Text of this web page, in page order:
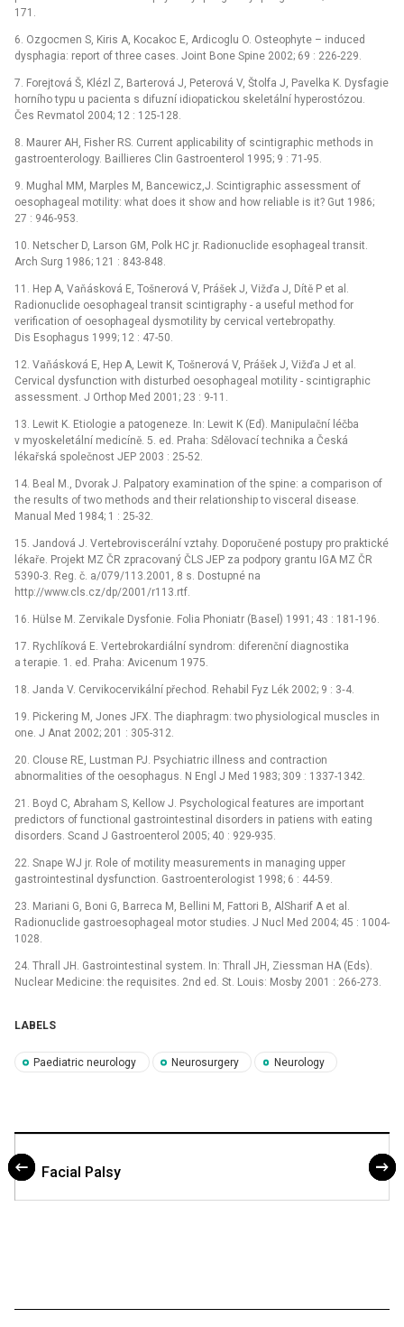
171.
6. Ozgocmen S, Kiris A, Kocakoc E, Ardicoglu O. Osteophyte –⁠ induced
dysphagia: report of three cases. Joint Bone Spine 2002; 69 : 226-229.
7. Forejtová Š, Klézl Z, Barterová J, Peterová V, Štolfa J, Pavelka K. Dysfagie
horního typu u pacienta s difuzní idiopatickou skeletální hyperostózou.
Čes Revmatol 2004; 12 : 125-128.
8. Maurer AH, Fisher RS. Current applicability of scintigraphic methods in
gastroenterology. Baillieres Clin Gastroenterol 1995; 9 : 71-95.
9. Mughal MM, Marples M, Bancewicz,J. Scintigraphic assessment of
oesophageal motility: what does it show and how reliable is it? Gut 1986;
27 : 946-953.
10. Netscher D, Larson GM, Polk HC jr. Radionuclide esophageal transit.
Arch Surg 1986; 121 : 843-848.
11. Hep A, Vaňásková E, Tošnerová V, Prášek J, Vižďa J, Dítě P et al.
Radionuclide oesophageal transit scintigraphy -⁠ a useful method for
verification of oesophageal dysmotility by cervical vertebropathy.
Dis Esophagus 1999; 12 : 47-50.
12. Vaňásková E, Hep A, Lewit K, Tošnerová V, Prášek J, Vižďa J et al.
Cervical dysfunction with disturbed oesophageal motility -⁠ scintigraphic
assessment. J Orthop Med 2001; 23 : 9-11.
13. Lewit K. Etiologie a patogeneze. In: Lewit K (Ed). Manipulační léčba
v myoskeletální medicíně. 5. ed. Praha: Sdělovací technika a Česká
lékařská společnost JEP 2003 : 25-52.
14. Beal M., Dvorak J. Palpatory examination of the spine: a comparison of
the results of two methods and their relationship to visceral disease.
Manual Med 1984; 1 : 25-32.
15. Jandová J. Vertebroviscerální vztahy. Doporučené postupy pro praktické
lékaře. Projekt MZ ČR zpracovaný ČLS JEP za podpory grantu IGA MZ ČR
5390-3. Reg. č. a/079/113.2001, 8 s. Dostupné na
http://www.cls.cz/dp/2001/r113.rtf.
16. Hülse M. Zervikale Dysfonie. Folia Phoniatr (Basel) 1991; 43 : 181-196.
17. Rychlíková E. Vertebrokardiální syndrom: diferenční diagnostika
a terapie. 1. ed. Praha: Avicenum 1975.
18. Janda V. Cervikocervikální přechod. Rehabil Fyz Lék 2002; 9 : 3‑4.
19. Pickering M, Jones JFX. The diaphragm: two physiological muscles in
one. J Anat 2002; 201 : 305-312.
20. Clouse RE, Lustman PJ. Psychiatric illness and contraction
abnormalities of the oesophagus. N Engl J Med 1983; 309 : 1337-1342.
21. Boyd C, Abraham S, Kellow J. Psychological features are important
predictors of functional gastrointestinal disorders in patiens with eating
disorders. Scand J Gastroenterol 2005; 40 : 929-935.
22. Snape WJ jr. Role of motility measurements in managing upper
gastrointestinal dysfunction. Gastroenterologist 1998; 6 : 44-59.
23. Mariani G, Boni G, Barreca M, Bellini M, Fattori B, AlSharif A et al.
Radionuclide gastroesophageal motor studies. J Nucl Med 2004; 45 : 1004-
1028.
24. Thrall JH. Gastrointestinal system. In: Thrall JH, Ziessman HA (Eds).
Nuclear Medicine: the requisites. 2nd ed. St. Louis: Mosby 2001 : 266-273.
LABELS
Paediatric neurology Neurosurgery Neurology
Facial Palsy